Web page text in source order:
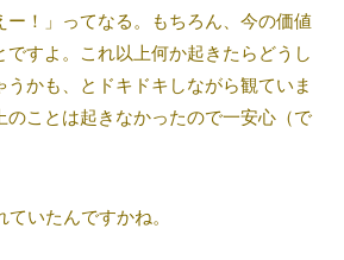
ー！」ってなる。もちろん、今の価値
ですよ。これ以上何か起きたらどうし
うかも、とドキドキしながら観ていま
のことは起きなかったので一安心（で
いたんですかね。